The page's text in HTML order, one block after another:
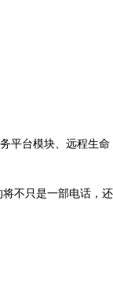
平台模块、远程生命
不只是一部电话，还